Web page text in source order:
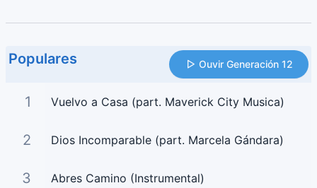
Populares Ouvir Generación 12
1 Vuelvo a Casa (part. Maverick City Musica)
2 Dios Incomparable (part. Marcela Gándara)
3 Abres Camino (Instrumental)